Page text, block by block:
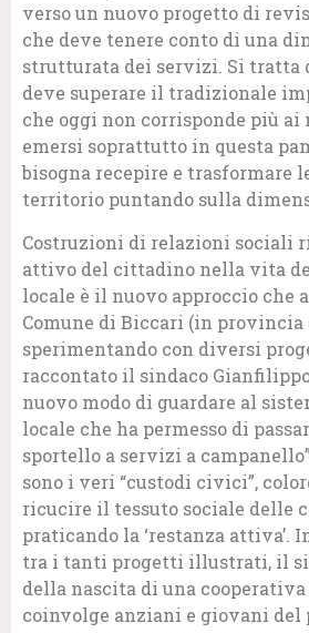
verso un nuovo progetto di
che deve tenere conto di una
strutturata dei servizi. Si tratta
deve superare il tradizionale
che oggi non corrisponde più
emersi soprattutto in questa
bisogna recepire e trasformare
territorio puntando sulla
Costruzioni di relazioni sociali
attivo del cittadino nella vita
locale è il nuovo approccio che
Comune di Biccari (in provincia
sperimentando con diversi
raccontato il sindaco
nuovo modo di guardare al
locale che ha permesso di
sportello a servizi a
sono i veri “custodi civici”,
ricucire il tessuto sociale delle
praticando la ‘restanza attiva’.
tra i tanti progetti illustrati, il
della nascita di una
coinvolge anziani e giovani del